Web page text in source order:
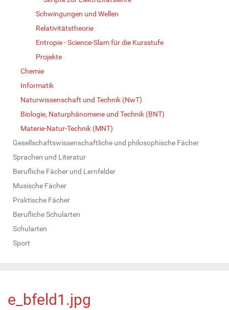
Schwingungen und Wellen
Relativitätstheorie
Entropie - Science-Slam für die Kursstufe
Projekte
Chemie
Informatik
Naturwissenschaft und Technik (NwT)
Biologie, Naturphänomene und Technik (BNT)
Materie-Natur-Technik (MNT)
Gesellschaftswissenschaftliche und philosophische Fächer
Sprachen und Literatur
Berufliche Fächer und Lernfelder
Musische Fächer
Praktische Fächer
Berufliche Schularten
Schularten
Sport
e_bfeld1.jpg